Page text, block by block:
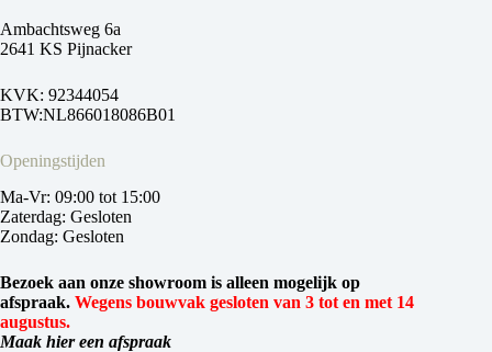
Ambachtsweg 6a
2641 KS Pijnacker
KVK: 92344054
BTW:NL866018086B01
Openingstijden
Ma-Vr: 09:00 tot 15:00
Zaterdag: Gesloten
Zondag: Gesloten
Bezoek aan onze showroom is alleen mogelijk op
afspraak. Wegens bouwvak gesloten van 3 tot en met 14
augustus.
Maak hier een afspraak